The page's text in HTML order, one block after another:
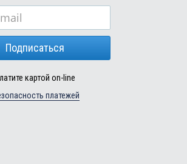
Подписаться
картой on-line
платежей